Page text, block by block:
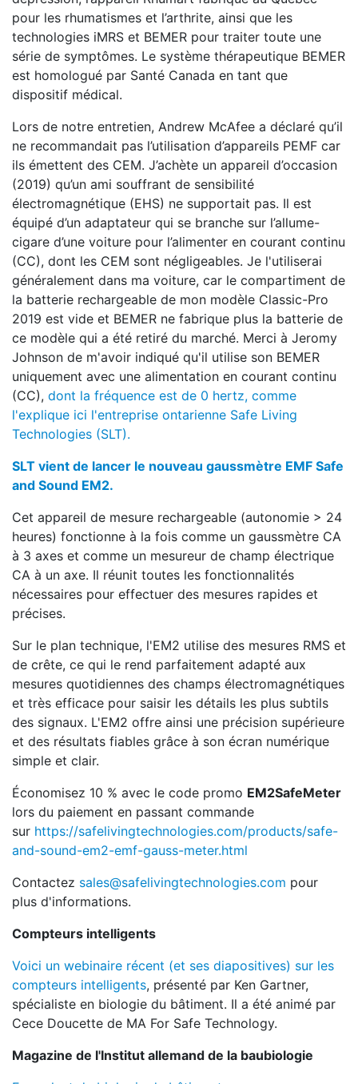
pour les rhumatismes et l’arthrite, ainsi que les
technologies iMRS et BEMER pour traiter toute une
série de symptômes. Le système thérapeutique BEMER
est homologué par Santé Canada en tant que
dispositif médical.
Lors de notre entretien, Andrew McAfee a déclaré qu’il
ne recommandait pas l’utilisation d’appareils PEMF car
ils émettent des CEM. J’achète un appareil d’occasion
(2019) qu’un ami souffrant de sensibilité
électromagnétique (EHS) ne supportait pas. Il est
équipé d’un adaptateur qui se branche sur l’allume-
cigare d’une voiture pour l’alimenter en courant continu
(CC), dont les CEM sont négligeables. Je l'utiliserai
généralement dans ma voiture, car le compartiment de
la batterie rechargeable de mon modèle Classic-Pro
2019 est vide et BEMER ne fabrique plus la batterie de
ce modèle qui a été retiré du marché. Merci à Jeromy
Johnson de m'avoir indiqué qu'il utilise son BEMER
uniquement avec une alimentation en courant continu
(CC), dont la fréquence est de 0 hertz, comme
l'explique ici l'entreprise ontarienne Safe Living
Technologies (SLT).
SLT vient de lancer le nouveau gaussmètre EMF Safe
and Sound EM2.
Cet appareil de mesure rechargeable (autonomie > 24
heures) fonctionne à la fois comme un gaussmètre CA
à 3 axes et comme un mesureur de champ électrique
CA à un axe. Il réunit toutes les fonctionnalités
nécessaires pour effectuer des mesures rapides et
précises.
Sur le plan technique, l'EM2 utilise des mesures RMS et
de crête, ce qui le rend parfaitement adapté aux
mesures quotidiennes des champs électromagnétiques
et très efficace pour saisir les détails les plus subtils
des signaux. L'EM2 offre ainsi une précision supérieure
et des résultats fiables grâce à son écran numérique
simple et clair.
Économisez 10 % avec le code promo EM2SafeMeter
lors du paiement en passant commande
sur https://safelivingtechnologies.com/products/safe-
and-sound-em2-emf-gauss-meter.html
Contactez sales@safelivingtechnologies.com pour
plus d'informations.
Compteurs intelligents
Voici un webinaire récent (et ses diapositives) sur les
compteurs intelligents, présenté par Ken Gartner,
spécialiste en biologie du bâtiment. Il a été animé par
Cece Doucette de MA For Safe Technology.
Magazine de l'Institut allemand de la baubiologie